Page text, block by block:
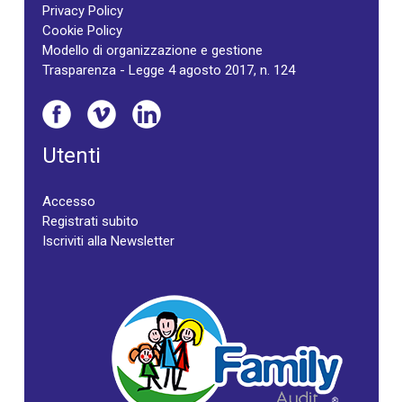
Privacy Policy
Cookie Policy
Modello di organizzazione e gestione
Trasparenza - Legge 4 agosto 2017, n. 124
Utenti
Accesso
Registrati subito
Iscriviti alla Newsletter